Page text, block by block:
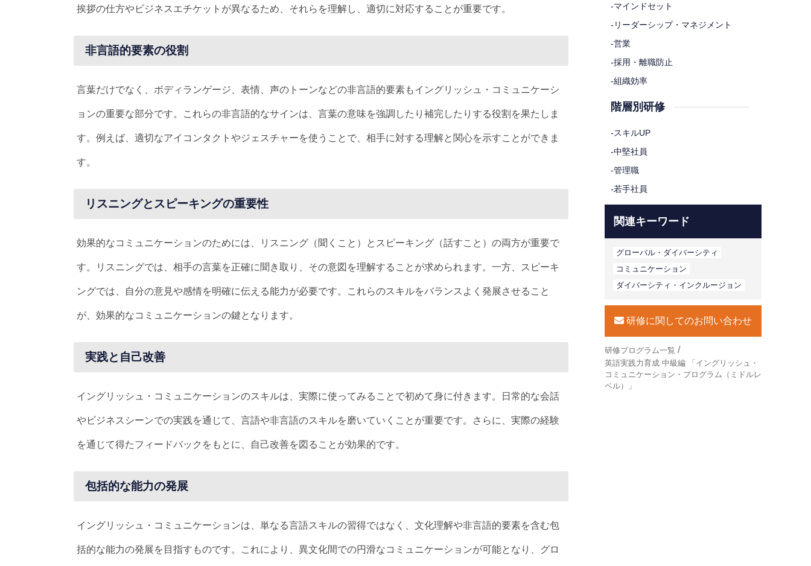
挨拶の仕方やビジネスエチケットが異なるため、それらを理解し、適切に対応することが重要です。
非言語的要素の役割
言葉だけでなく、ボディランゲージ、表情、声のトーンなどの非言語的要素もイングリッシュ・コミュニケーシ
ョンの重要な部分です。これらの非言語的なサインは、言葉の意味を強調したり補完したりする役割を果たしま
す。例えば、適切なアイコンタクトやジェスチャーを使うことで、相手に対する理解と関心を示すことができま
す。
リスニングとスピーキングの重要性
効果的なコミュニケーションのためには、リスニング（聞くこと）とスピーキング（話すこと）の両方が重要で
す。リスニングでは、相手の言葉を正確に聞き取り、その意図を理解することが求められます。一方、スピーキ
ングでは、自分の意見や感情を明確に伝える能力が必要です。これらのスキルをバランスよく発展させること
が、効果的なコミュニケーションの鍵となります。
実践と自己改善
イングリッシュ・コミュニケーションのスキルは、実際に使ってみることで初めて身に付きます。日常的な会話
やビジネスシーンでの実践を通じて、言語や非言語のスキルを磨いていくことが重要です。さらに、実際の経験
を通じて得たフィードバックをもとに、自己改善を図ることが効果的です。
包括的な能力の発展
イングリッシュ・コミュニケーションは、単なる言語スキルの習得ではなく、文化理解や非言語的要素を含む包
括的な能力の発展を目指すものです。これにより、異文化間での円滑なコミュニケーションが可能となり、グロ
-マインドセット
- リーダーシップ・マネジメント
-営業
-採用・離職防止
-組織効率
階層別研修
-スキルUP
-中堅社員
-管理職
-若手社員
関連キーワード
グローバル・ダイバーシティ
コミュニケーション
ダイバーシティ・インクルージョン
研修に関してのお問い合わせ
研修プログラム一覧
英語実践力育成 中級編 「イングリッシュ・
コミュニケーション・プログラム（ミドルレ
ベル）」